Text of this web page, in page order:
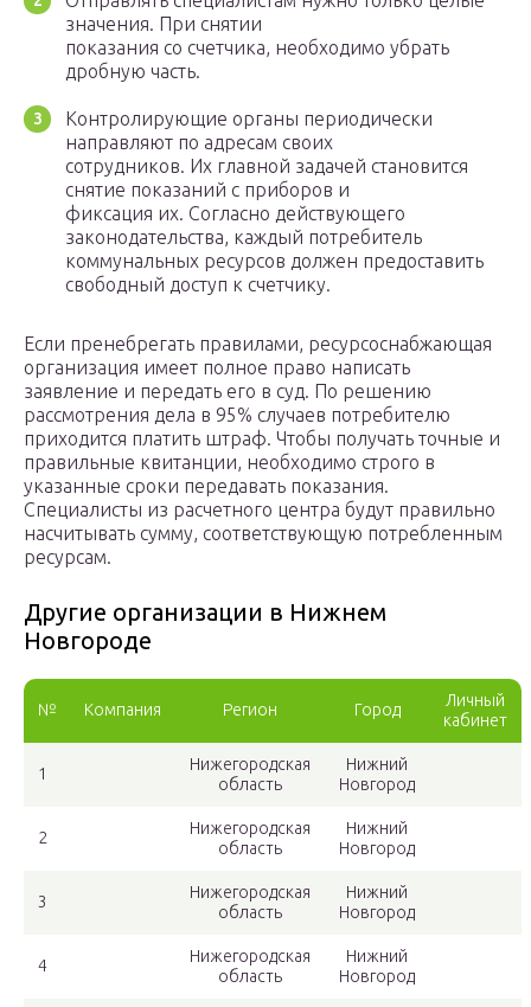
значения. При снятии
показания со счетчика, необходимо убрать
дробную часть.
Контролирующие органы периодически
направляют по адресам своих
сотрудников. Их главной задачей становится
снятие показаний с приборов и
фиксация их. Согласно действующего
законодательства, каждый потребитель
коммунальных ресурсов должен предоставить
свободный доступ к счетчику.
Если пренебрегать правилами, ресурсоснабжающая
организация имеет полное право написать
заявление и передать его в суд. По решению
рассмотрения дела в 95% случаев потребителю
приходится платить штраф. Чтобы получать точные и
правильные квитанции, необходимо строго в
указанные сроки передавать показания.
Специалисты из расчетного центра будут правильно
насчитывать сумму, соответствующую потребленным
ресурсам.
Другие организации в Нижнем
Новгороде
№ Компания Регион Город
Личный
кабинет
1
Нижегородская
область
Нижний
Новгород
2
Нижегородская
область
Нижний
Новгород
3
Нижегородская
область
Нижний
Новгород
4
Нижегородская
область
Нижний
Новгород